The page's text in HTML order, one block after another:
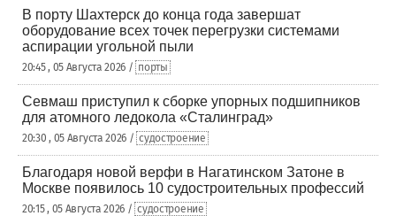
В порту Шахтерск до конца года завершат
оборудование всех точек перегрузки системами
аспирации угольной пыли
20:45 , 05 Августа 2026 / порты
Севмаш приступил к сборке упорных подшипников
для атомного ледокола «Сталинград»
20:30 , 05 Августа 2026 / судостроение
Благодаря новой верфи в Нагатинском Затоне в
Москве появилось 10 судостроительных профессий
20:15 , 05 Августа 2026 / судостроение